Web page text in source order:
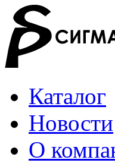
Каталог
Новости
О